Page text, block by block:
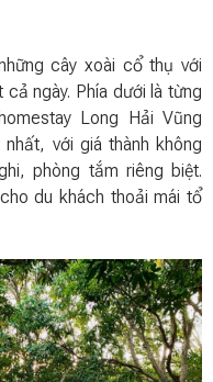
cây xoài cổ thụ với
ngày. Phía dưới là từng
Long Hải Vũng
với giá thành không
phòng tắm riêng biệt.
du khách thoải mái tổ